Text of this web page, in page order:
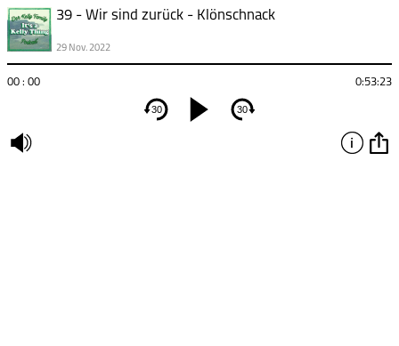
39 - Wir sind zurück - Klönschnack
29 Nov. 2022
00 : 00 0:53:23
30 30